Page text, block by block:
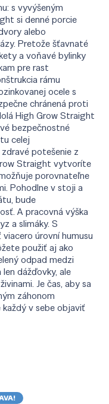
s vyvýšeným
si denné porcie
alebo
Pretože šťavnaté
a voňavé bylinky
pre rast
rámu
ocele s
chránená proti
High Grow Straight
bezpečnostné
celej
potešenie z
Straight vytvoríte
porovnateľne
Pohodlne v stoji a
bude
A pracovná výška
a slimáky. S
úrovní humusu
použiť aj ako
odpad medzi
dážďovky, ale
Je čas, aby sa
záhonom​
v sebe objaviť